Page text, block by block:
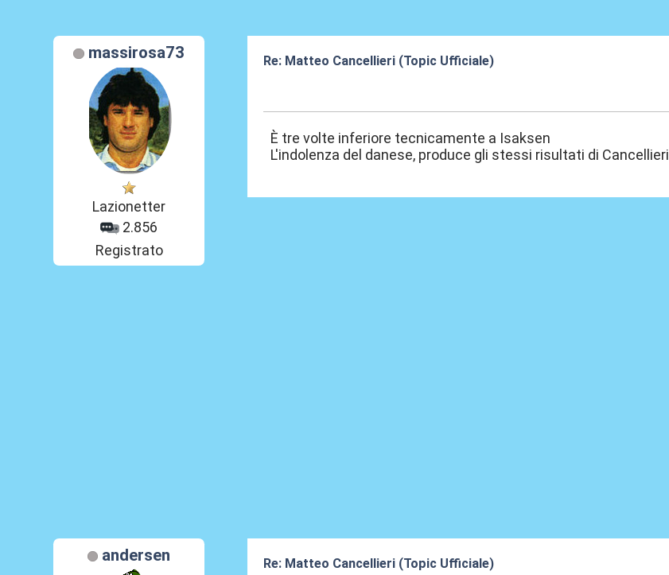
massirosa73
Lazionetter
2.856
Registrato
Re: Matteo Cancellieri (Topic Ufficiale)
È tre volte inferiore tecnicamente a Isaksen
L'indolenza del danese, produce gli stessi risultati di Cancellieri
andersen
Re: Matteo Cancellieri (Topic Ufficiale)